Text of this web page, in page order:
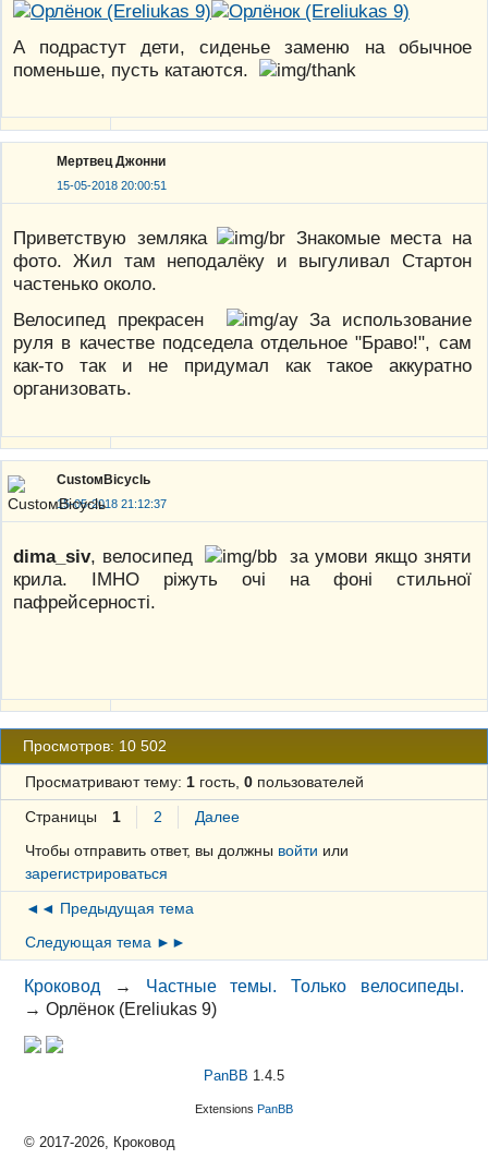
А подрастут дети, сиденье заменю на обычное
поменьше, пусть катаются.
Мертвец Джонни
15-05-2018 20:00:51
Приветствую земляка
Знакомые места на
фото. Жил там неподалёку и выгуливал Стартон
частенько около.
Велосипед прекрасен
За использование
руля в качестве подседела отдельное "Браво!", сам
как-то так и не придумал как такое аккуратно
организовать.
CustoмBicyclь
15-05-2018 21:12:37
dima_siv, велосипед
за умови якщо зняти
крила. ІМНО ріжуть очі на фоні стильної
пафрейсерності.
Просмотров: 10 502
Просматривают тему: 1гость, 0пользователей
Страницы 1 2
Далее
Чтобы отправить ответ, вы должны войти или
зарегистрироваться
◄◄ Предыдущая тема
Следующая тема ►►
Кроковод → Частные темы. Только велосипеды.
→Орлёнок (Ereliukas 9)
PanBB 1.4.5
Extensions PanBB
© 2017-2026, Кроковод